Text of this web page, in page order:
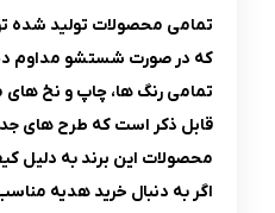
تمامی محصولات تولید شده
که در صورت شستشو مداوم
تمامی رنگ ها، چاپ و نخ های
قابل ذکر است که طرح های
محصولات این برند به دلیل
اگر به دنبال خرید هدیه